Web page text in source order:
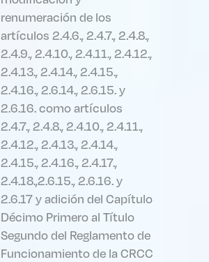
renumeración de los
artículos 2.4.6., 2.4.7., 2.4.8.,
2.4.9., 2.4.10., 2.4.11., 2.4.12.,
2.4.13., 2.4.14., 2.4.15.,
2.4.16., 2.6.14., 2.6.15. y
2.6.16. como artículos
2.4.7., 2.4.8., 2.4.10., 2.4.11.,
2.4.12., 2.4.13., 2.4.14.,
2.4.15., 2.4.16., 2.4.17.,
2.4.18.,2.6.15., 2.6.16. y
2.6.17 y adición del Capítulo
Décimo Primero al Título
Segundo del Reglamento de
Funcionamiento de la CRCC